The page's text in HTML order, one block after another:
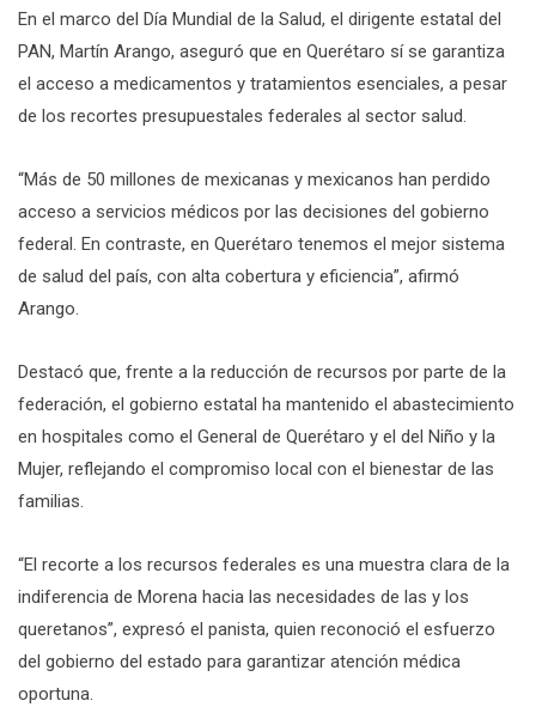
En el marco del Día Mundial de la Salud, el dirigente estatal del
PAN, Martín Arango, aseguró que en Querétaro sí se garantiza
el acceso a medicamentos y tratamientos esenciales, a pesar
de los recortes presupuestales federales al sector salud.
“Más de 50 millones de mexicanas y mexicanos han perdido
acceso a servicios médicos por las decisiones del gobierno
federal. En contraste, en Querétaro tenemos el mejor sistema
de salud del país, con alta cobertura y eficiencia”, afirmó
Arango.
Destacó que, frente a la reducción de recursos por parte de la
federación, el gobierno estatal ha mantenido el abastecimiento
en hospitales como el General de Querétaro y el del Niño y la
Mujer, reflejando el compromiso local con el bienestar de las
familias.
“El recorte a los recursos federales es una muestra clara de la
indiferencia de Morena hacia las necesidades de las y los
queretanos”, expresó el panista, quien reconoció el esfuerzo
del gobierno del estado para garantizar atención médica
oportuna.